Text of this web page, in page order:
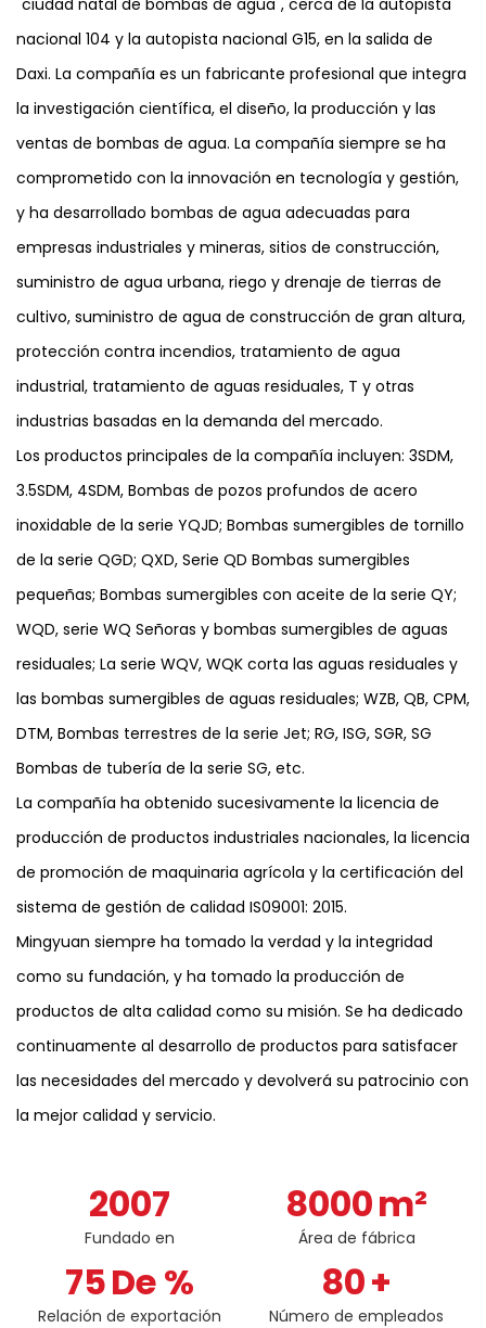
necesite lidiar con las tareas de gestión del agua. Su
combinación de durabilidad, eficiencia y facilidad de
uso lo convierte en una opción confiable para
aplicaciones residenciales y comerciales.
"ciudad natal de bombas de agua", cerca de la autopista
nacional 104 y la autopista nacional G15, en la salida de
Daxi. La compañía es un fabricante profesional que integra
la investigación científica, el diseño, la producción y las
ventas de bombas de agua. La compañía siempre se ha
comprometido con la innovación en tecnología y gestión,
y ha desarrollado bombas de agua adecuadas para
empresas industriales y mineras, sitios de construcción,
suministro de agua urbana, riego y drenaje de tierras de
cultivo, suministro de agua de construcción de gran altura,
protección contra incendios, tratamiento de agua
industrial, tratamiento de aguas residuales, T y otras
industrias basadas en la demanda del mercado.
Los productos principales de la compañía incluyen: 3SDM,
3.5SDM, 4SDM, Bombas de pozos profundos de acero
inoxidable de la serie YQJD; Bombas sumergibles de tornillo
de la serie QGD; QXD, Serie QD Bombas sumergibles
pequeñas; Bombas sumergibles con aceite de la serie QY;
WQD, serie WQ Señoras y bombas sumergibles de aguas
residuales; La serie WQV, WQK corta las aguas residuales y
las bombas sumergibles de aguas residuales; WZB, QB, CPM,
DTM, Bombas terrestres de la serie Jet; RG, ISG, SGR, SG
Bombas de tubería de la serie SG, etc.
La compañía ha obtenido sucesivamente la licencia de
producción de productos industriales nacionales, la licencia
de promoción de maquinaria agrícola y la certificación del
sistema de gestión de calidad IS09001: 2015.
Mingyuan siempre ha tomado la verdad y la integridad
como su fundación, y ha tomado la producción de
productos de alta calidad como su misión. Se ha dedicado
continuamente al desarrollo de productos para satisfacer
las necesidades del mercado y devolverá su patrocinio con
la mejor calidad y servicio.
2007
Fundado en
8000m²
Área de fábrica
75De %
Relación de exportación
80+
Número de empleados